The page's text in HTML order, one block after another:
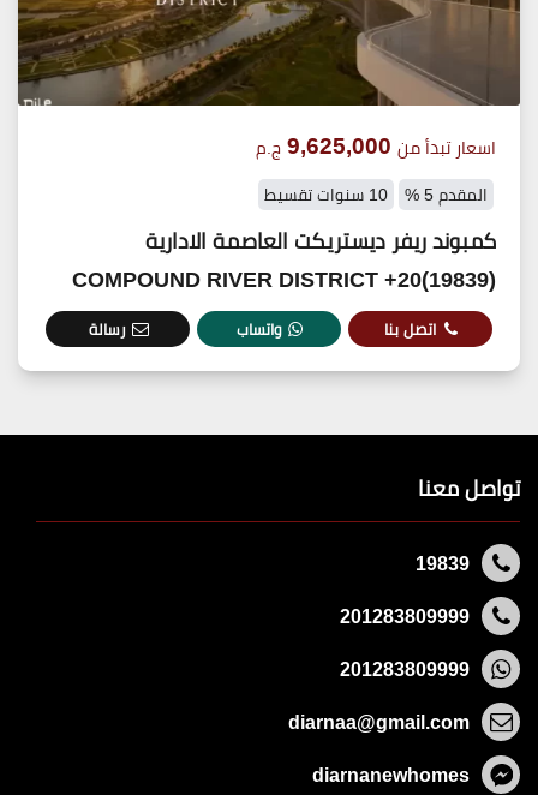
اسعار تبدأ من 9,625,000 ج.م
المقدم 5 % 10 سنوات تقسيط
كمبوند ريفر ديستريكت العاصمة الادارية
(19839)20+ COMPOUND RIVER DISTRICT
اتصل بنا واتساب رسالة
تواصل معنا
19839
201283809999
201283809999
diarnaa@gmail.com
diarnanewhomes